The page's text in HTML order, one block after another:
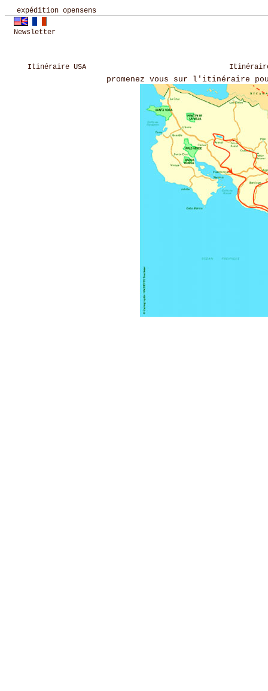
Newsletter
expédition opensens
Itinéraire USA
promenez vous sur l'itinéraire